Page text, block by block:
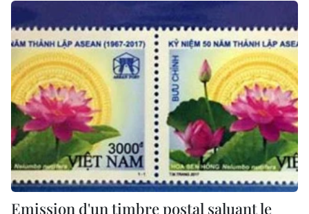
Emission d'un timbre postal saluant le